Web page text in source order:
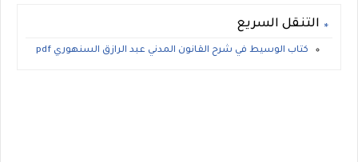
التنقل السريع
كتاب الوسيط في شرح القانون المدني عبد الرازق السنهوري pdf